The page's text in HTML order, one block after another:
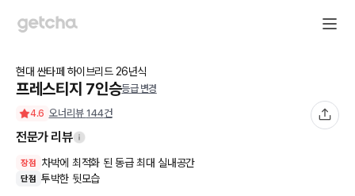
현대 싼타페 하이브리드 26년식
프레스티지 7인승등급 변경
4.6 오너리뷰 144건
전문가 리뷰
장점 차박에 최적화 된 동급 최대 실내공간
단점 투박한 뒷모습